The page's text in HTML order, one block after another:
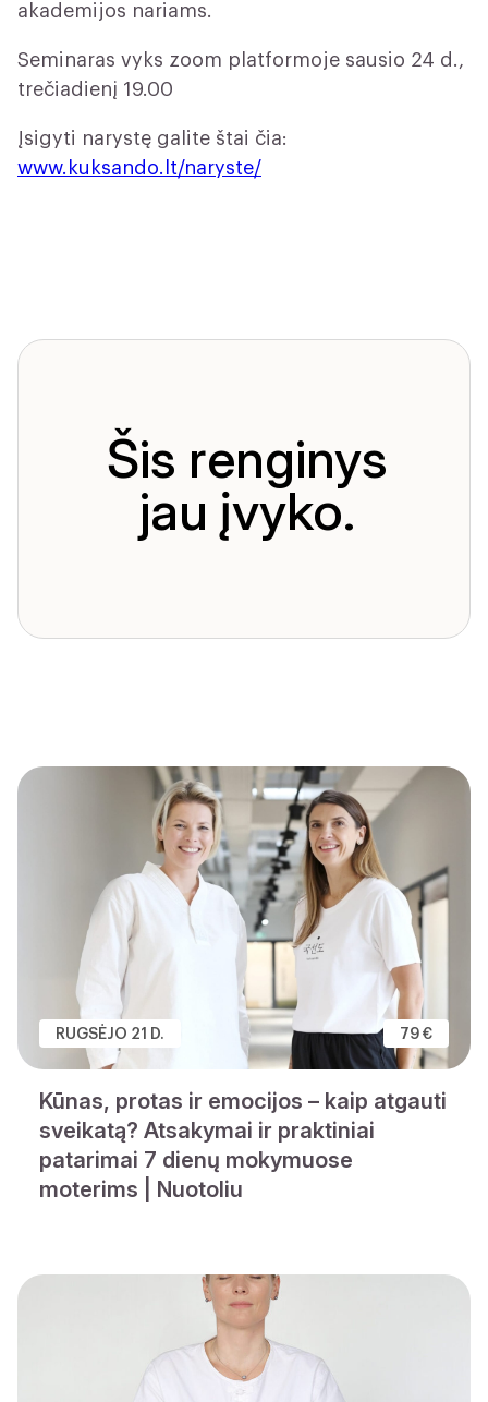
akademijos nariams.
Seminaras vyks zoom platformoje sausio 24 d.,
trečiadienį 19.00
Įsigyti narystę galite štai čia:
www.kuksando.lt/naryste/
Šis renginys
jau įvyko.
RUGSĖJO 21 D. 79 €
Kūnas, protas ir emocijos – kaip atgauti
sveikatą? Atsakymai ir praktiniai
patarimai 7 dienų mokymuose
moterims | Nuotoliu